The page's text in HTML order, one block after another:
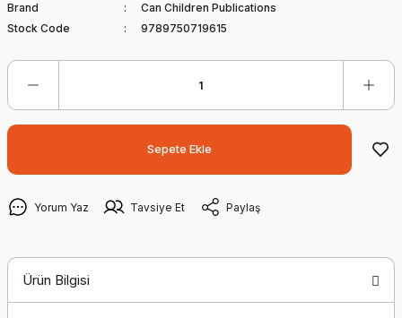
Brand
Can Children Publications
Stock Code
9789750719615
Sepete Ekle
Yorum Yaz Tavsiye Et Paylaş
Ürün Bilgisi